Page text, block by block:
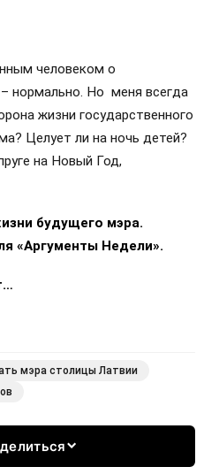
человеком о
нормально. Но меня всегда
жизни государственного
Целует ли на ночь детей?
на Новый Год,
будущего мэра.
«Аргументы Недели».
мэра столицы Латвии